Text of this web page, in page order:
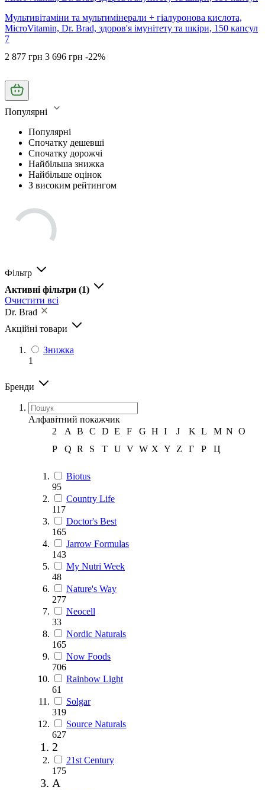
Мультивітаміни та мультимінерали + гіалуронова кислота,
MicroVitamin, Dr. Brad, здоров'я імунітету та шкіри, 150 капсул
7
2 877 грн 3 696 грн -22%
Популярні
Популярні
Спочатку дешевші
Спочатку дорожчі
Найбільша знижка
Найбільше оцінок
З високим рейтингом
Фільтр
Активні фільтри (1)
Очистити всі
Dr. Brad
Акційні товари
Знижка
1
Бренди
Алфавітний покажчик
2
A B C D E F G H I J K L M N O
P
Q R S T U V W X Y Z Г Р Ц
Biotus
95
Country Life
117
Doctor's Best
165
Jarrow Formulas
143
My Nutri Week
48
Nature's Way
277
Neocell
33
Nordic Naturals
165
Now Foods
706
Rainbow Light
61
Solgar
319
Source Naturals
627
2
21st Century
175
A